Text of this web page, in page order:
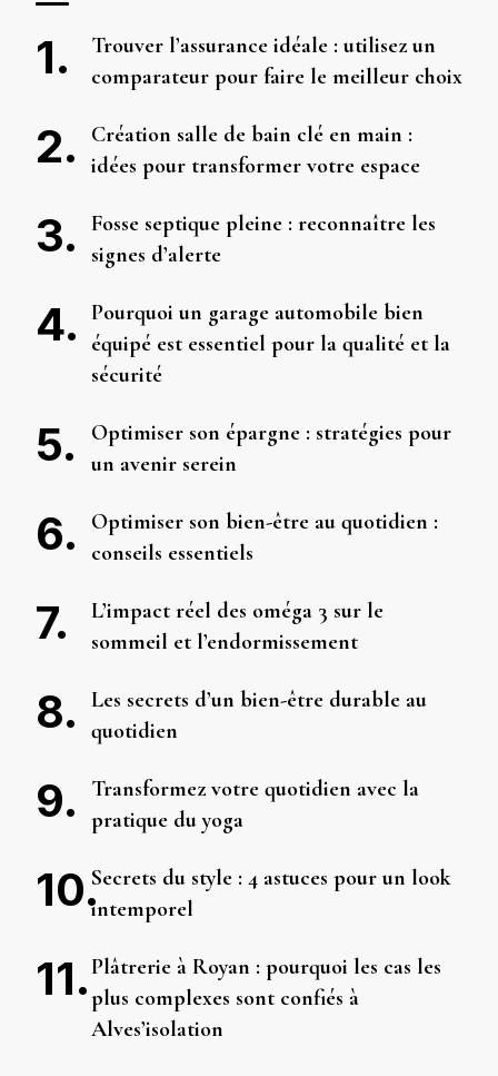
Trouver l’assurance idéale : utilisez un
comparateur pour faire le meilleur choix
Création salle de bain clé en main :
idées pour transformer votre espace
Fosse septique pleine : reconnaître les
signes d’alerte
Pourquoi un garage automobile bien
équipé est essentiel pour la qualité et la
sécurité
Optimiser son épargne : stratégies pour
un avenir serein
Optimiser son bien-être au quotidien :
conseils essentiels
L’impact réel des oméga 3 sur le
sommeil et l’endormissement
Les secrets d’un bien-être durable au
quotidien
Transformez votre quotidien avec la
pratique du yoga
Secrets du style : 4 astuces pour un look
intemporel
Plâtrerie à Royan : pourquoi les cas les
plus complexes sont confiés à
Alves’isolation